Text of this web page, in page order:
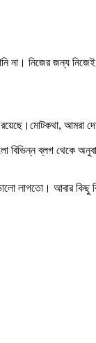
না। নিজের জন্য
আমরা
বিভিন্ন ব্লগ
লাগতো। আবার